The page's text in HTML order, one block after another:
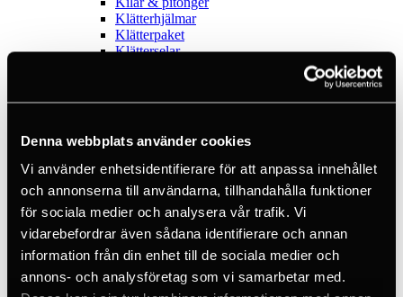
Denna webbplats använder cookies
Vi använder enhetsidentifierare för att anpassa innehållet
och annonserna till användarna, tillhandahålla funktioner
för sociala medier och analysera vår trafik. Vi
vidarebefordrar även sådana identifierare och annan
information från din enhet till de sociala medier och
annons- och analysföretag som vi samarbetar med.
Klätterhjälmar
Klätterpaket
Klätterselar
Lampor
Rep
Repbromsar
Via Ferrata
Äventyrspark
Outlet
Lampor
Pannlampor
Ficklampor
Mikrolampor